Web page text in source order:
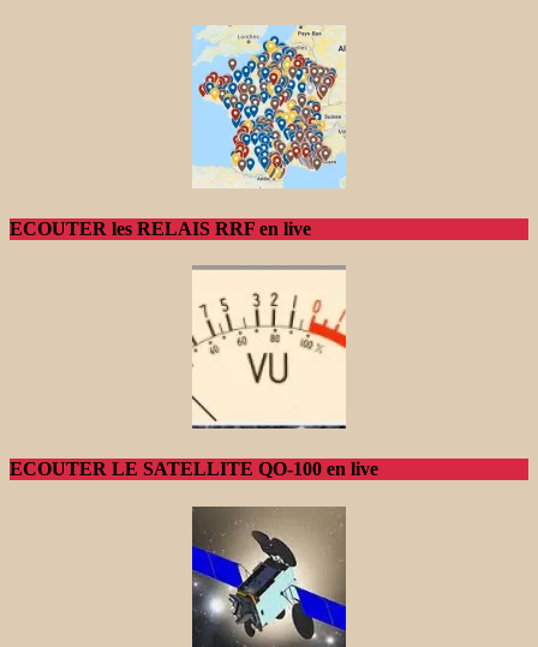
ECOUTER les RELAIS RRF en live
ECOUTER LE SATELLITE QO-100 en live